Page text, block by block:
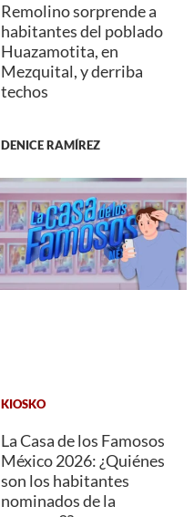
Remolino sorprende a
habitantes del poblado
Huazamotita, en
Mezquital, y derriba
techos
DENICE RAMÍREZ
KIOSKO
La Casa de los Famosos
México 2026: ¿Quiénes
son los habitantes
nominados de la